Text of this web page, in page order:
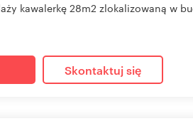
kawalerkę 28m2 zlokalizowaną w
Skontaktuj się